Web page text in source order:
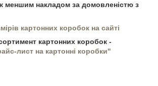
меншим накладом за домовленістю з
картонних коробок на сайті
картонних коробок -
лист на картонні коробки"